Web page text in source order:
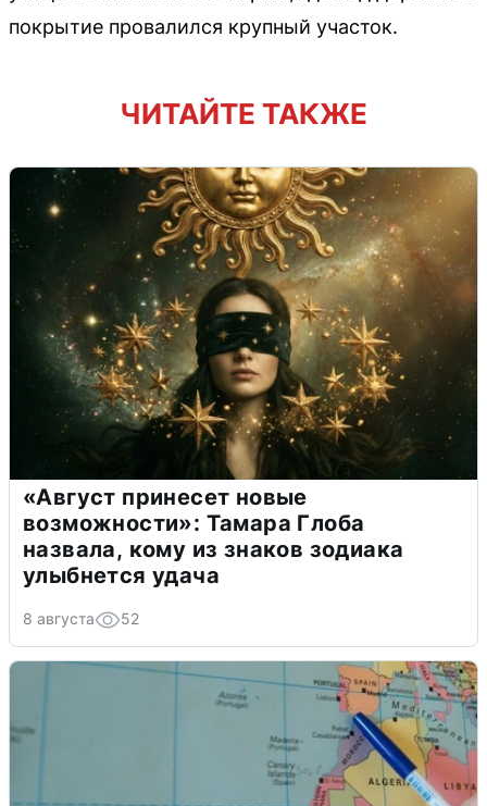
покрытие провалился крупный участок.
ЧИТАЙТЕ ТАКЖЕ
«Август принесет новые
возможности»: Тамара Глоба
назвала, кому из знаков зодиака
улыбнется удача
8 августа 52